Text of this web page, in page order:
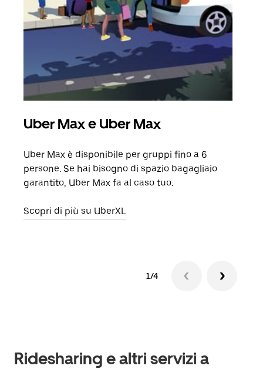
Uber Max e Uber Max
Uber Max è disponibile per gruppi fino a 6
persone. Se hai bisogno di spazio bagagliaio
garantito, Uber Max fa al caso tuo.
Scopri di più su UberXL
1/4
Ridesharing e altri servizi a